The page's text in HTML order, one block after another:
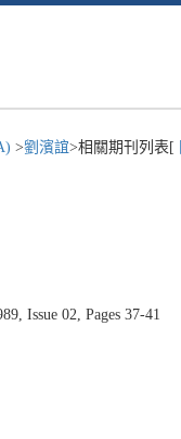
>劉濱誼>相關期刊列表[
Issue 02, Pages 37-41